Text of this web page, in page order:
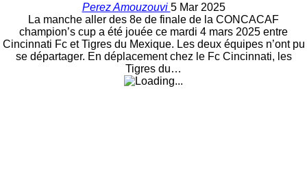
Perez Amouzouvi 5 Mar 2025
La manche aller des 8e de finale de la CONCACAF
champion’s cup a été jouée ce mardi 4 mars 2025 entre
Cincinnati Fc et Tigres du Mexique. Les deux équipes n’ont pu
se départager. En déplacement chez le Fc Cincinnati, les
Tigres du…